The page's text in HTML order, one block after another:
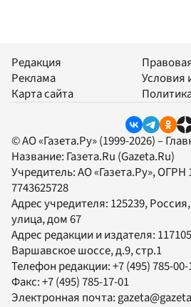
Редакция
Реклама
Карта сайта
Условия
© АО «Газета.Ру» (1999-2026) –
Название: Газета.Ru (Gazeta.Ru)
Учредитель:АО «Газета.Ру», ОГРН
7743625728
Адрес учредителя: 125239,
улица, дом 67
Адрес редакции и издателя: 117105
Варшавское шоссе, д.9, стр.1
Телефон редакции:+7 (495) 785-
Факс:+7 (495) 785-17-01
Электронная почта: